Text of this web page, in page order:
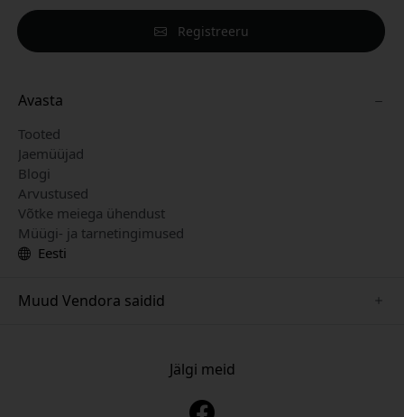
Registreeru
Avasta
Tooted
Jaemüüjad
Blogi
Arvustused
Võtke meiega ühendust
Müügi- ja tarnetingimused
Eesti
Muud Vendora saidid
www.nordicsmartlight.seJälgi meid